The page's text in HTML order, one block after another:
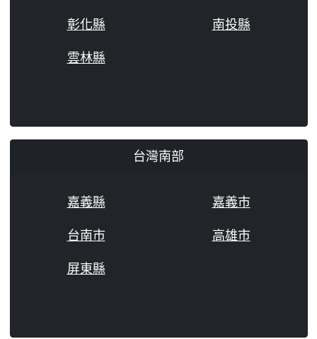
彰化縣
南投縣
雲林縣
台灣南部
嘉義縣
嘉義市
台南市
高雄市
屏東縣